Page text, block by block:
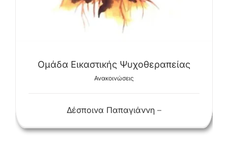
Ομάδα Εικαστικής Ψυχοθεραπείας
Ανακοινώσεις
Δέσποινα Παπαγιάννη –